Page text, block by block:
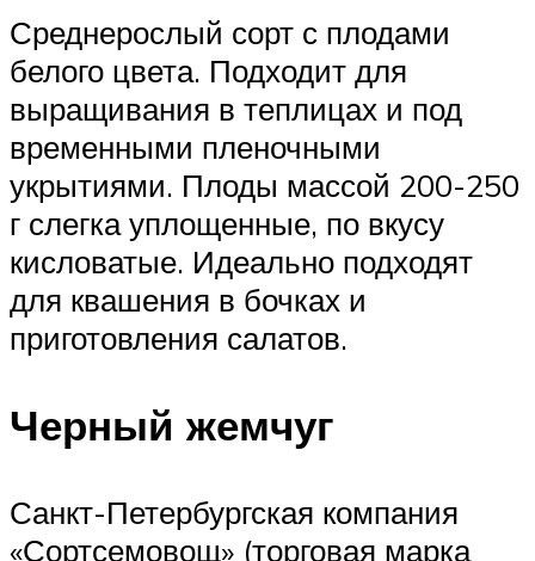
Среднерослый сорт с плодами
белого цвета. Подходит для
выращивания в теплицах и под
временными пленочными
укрытиями. Плоды массой 200-250
г слегка уплощенные, по вкусу
кисловатые. Идеально подходят
для квашения в бочках и
приготовления салатов.
Черный жемчуг
Санкт-Петербургская компания
«Сортсемовощ» (торговая марка